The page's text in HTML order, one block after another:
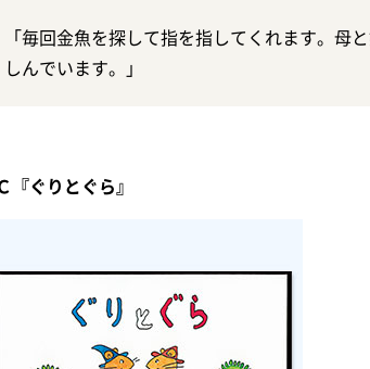
「毎回金魚を探して指を指してくれます。母
しんでいます。」
『ぐりとぐら』